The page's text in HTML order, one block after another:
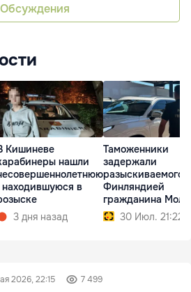
Обсуждения
Кишиневе
нашли
находившуюся в
3 дня назад
Таможенники
задержали
разыскиваемого
Финляндией
гражданина
30 Июл. 21:22
2026, 22:15 7 499